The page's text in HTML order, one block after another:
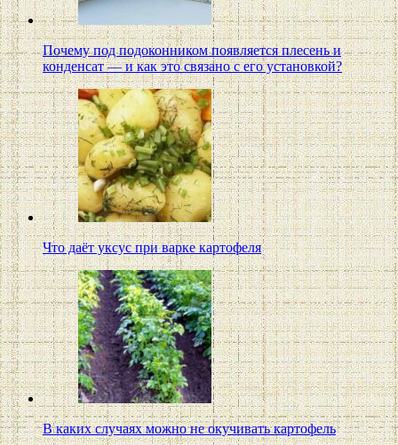
Почему под подоконником появляется плесень и
конденсат — и как это связано с его установкой?
Что даёт уксус при варке картофеля
В каких случаях можно не окучивать картофель